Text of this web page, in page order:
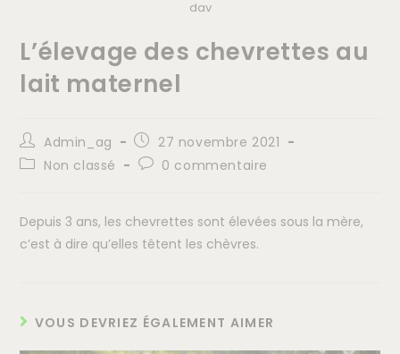
dav
L’élevage des chevrettes au
lait maternel
Admin_ag
27 novembre 2021
Non classé
0 commentaire
Depuis 3 ans, les chevrettes sont élevées sous la mère,
c’est à dire qu’elles têtent les chèvres.
VOUS DEVRIEZ ÉGALEMENT AIMER